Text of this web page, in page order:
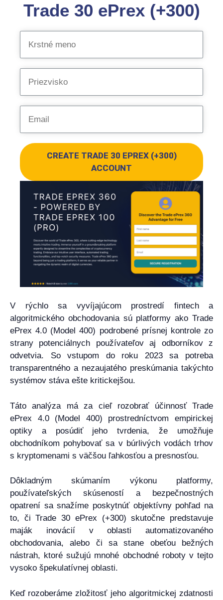
Trade 30 ePrex (+300)
CREATE TRADE 30 EPREX (+300)
ACCOUNT
V rýchlo sa vyvíjajúcom prostredí fintech a
algoritmického obchodovania sú platformy ako Trade
ePrex 4.0 (Model 400) podrobené prísnej kontrole zo
strany potenciálnych používateľov aj odborníkov z
odvetvia. So vstupom do roku 2023 sa potreba
transparentného a nezaujatého preskúmania takýchto
systémov stáva ešte kritickejšou.
Táto analýza má za cieľ rozobrať účinnosť Trade
ePrex 4.0 (Model 400) prostredníctvom empirickej
optiky a posúdiť jeho tvrdenia, že umožňuje
obchodníkom pohybovať sa v búrlivých vodách trhov
s kryptomenami s väčšou ľahkosťou a presnosťou.
Dôkladným skúmaním výkonu platformy,
používateľských skúseností a bezpečnostných
opatrení sa snažíme poskytnúť objektívny pohľad na
to, či Trade 30 ePrex (+300) skutočne predstavuje
maják inovácií v oblasti automatizovaného
obchodovania, alebo či sa stane obeťou bežných
nástrah, ktoré sužujú mnohé obchodné roboty v tejto
vysoko špekulatívnej oblasti.
Keď rozoberáme zložitosť jeho algoritmickej zdatnosti